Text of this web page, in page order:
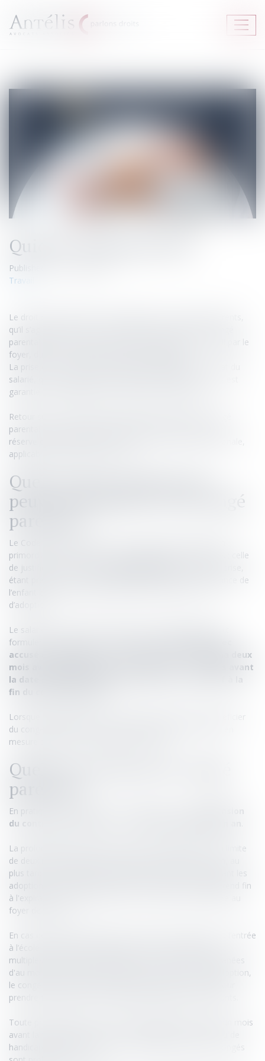
Ouvrir
Quid du congé parental
Published on :
Travail
Le droit du travail offre la possibilité pour les salariés parents,
qu’il s’agisse des pères ou des mères, de prendre un congé
parental afin de s’occuper de l'enfant à naître ou accueilli par le
foyer, dans le cadre d’une procédure d’adoption.
La prise de ce congé a pour effet de suspendre le contrat du
salarié, qui ne reçoit plus de salaire par l’entreprise, mais est
garantie de réintégrer son poste à l’issue du congé.
Retour sur les conditions qui entourent la prise d’un congé
parental dans le cadre du régime de droit commun, sous
réserve des dispositions de la convention collective nationale,
applicable à la relation de travail.
Quels sont les salariés qui
peuvent bénéficier d’un congé
parental ?
Le Code du travail (article L 1225-47) pose une condition
primordiale à la prise d’un congé parental par les salariés : celle
de justifier à minima d’
étant précisé que ce délai s’apprécie au jour de la naissance de
l’enfant ou de l’arrivée de celui-ci dans le foyer, en cas
d’adoption.
Le salarié qui souhaite bénéficier d’un congé parental doit
formuler une demande, par
accusé de réception
à minima deux
mois avant le début du congé parental
un mois avant
la date souhaitée lorsque ce congé est consécutif à la
fin du congé maternité
Lorsque les conditions et le formalisme requis pour bénéficier
du congé parental sont respectés, l’employeur n’est pas en
mesure de refuser la demande du salarié.
Quelle est la forme du congé
parental ?
En pratique, le congé parental s’apparente à une
du contrat de travail
La prolongation du congé parental est autorisée dans la limite
de deux renouvellements, et prend automatiquement fin, au
plus tard, au troisième anniversaire de l'enfant. Concernant les
adoptions d'un enfant de moins de trois ans, le congé prend fin
à l'expiration d'un délai de trois ans à compter de l'arrivée au
foyer de l'enfant.
En cas de naissance multiple, cette date est repoussée à l’entrée
à l’école maternelle des enfants, et pour les naissances
multiples d'au moins trois enfants ou les arrivées simultanées
d'au moins trois enfants adoptés ou confiés en vue d'adoption,
le congé parental peut être prolongé jusqu’à cinq fois, pour
prendre fin au plus tard au sixième anniversaire des enfants.
Toute prolongation est notifiée à l’employeur à minima un mois
avant la fin du congé, et en cas de maladie, d’accident ou de
handicap grave de l’enfant, les dates limites de fins de congés